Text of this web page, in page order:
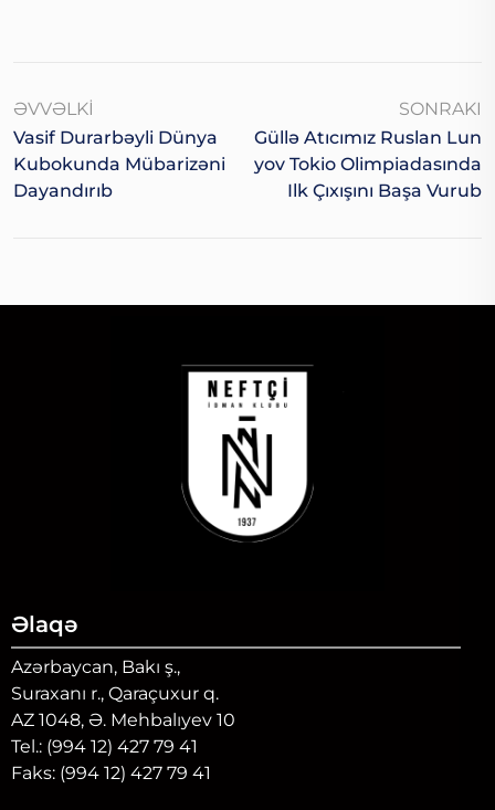
ƏVVƏLKI
Vasif Durarbəyli Dünya
Kubokunda Mübarizəni
Dayandırıb
SONRAKI
Güllə Atıcımız Ruslan Lun
Yov Tokio Olimpiadasında
Ilk Çıxışını Başa Vurub
Əlaqə
Azərbaycan, Bakı ş.,
Suraxanı r., Qaraçuxur q.
AZ 1048, Ə. Mehbalıyev 10
Tel.: (994 12) 427 79 41
Faks: (994 12) 427 79 41